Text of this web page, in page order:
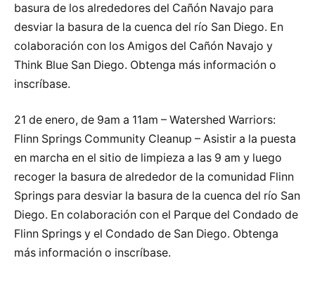
basura de los alrededores del Cañón Navajo para
desviar la basura de la cuenca del río San Diego. En
colaboración con los Amigos del Cañón Navajo y
Think Blue San Diego. Obtenga más información o
inscríbase.
21 de enero, de 9am a 11am – Watershed Warriors:
Flinn Springs Community Cleanup – Asistir a la puesta
en marcha en el sitio de limpieza a las 9 am y luego
recoger la basura de alrededor de la comunidad Flinn
Springs para desviar la basura de la cuenca del río San
Diego. En colaboración con el Parque del Condado de
Flinn Springs y el Condado de San Diego. Obtenga
más información o inscríbase.